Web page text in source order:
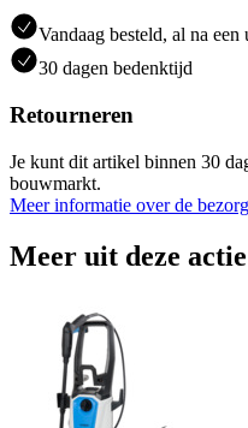
Vandaag besteld, al na
30 dagen bedenktijd
Retourneren
Je kunt dit artikel binnen 30
bouwmarkt.
Meer informatie over de
Meer uit deze actie